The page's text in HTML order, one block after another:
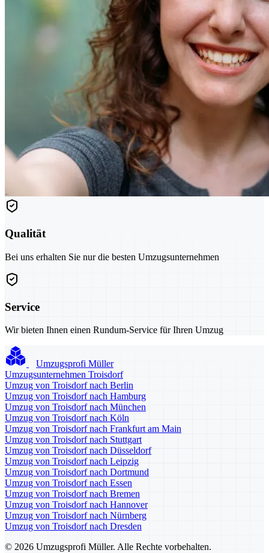
Qualität
Bei uns erhalten Sie nur die besten Umzugsunternehmen
Service
Wir bieten Ihnen einen Rundum-Service für Ihren Umzug
Umzugsprofi Müller
Umzugsunternehmen Troisdorf
Umzug von Troisdorf nach Berlin
Umzug von Troisdorf nach Hamburg
Umzug von Troisdorf nach München
Umzug von Troisdorf nach Köln
Umzug von Troisdorf nach Frankfurt am Main
Umzug von Troisdorf nach Stuttgart
Umzug von Troisdorf nach Düsseldorf
Umzug von Troisdorf nach Leipzig
Umzug von Troisdorf nach Dortmund
Umzug von Troisdorf nach Essen
Umzug von Troisdorf nach Bremen
Umzug von Troisdorf nach Hannover
Umzug von Troisdorf nach Nürnberg
Umzug von Troisdorf nach Dresden
© 2026 Umzugsprofi Müller. Alle Rechte vorbehalten.